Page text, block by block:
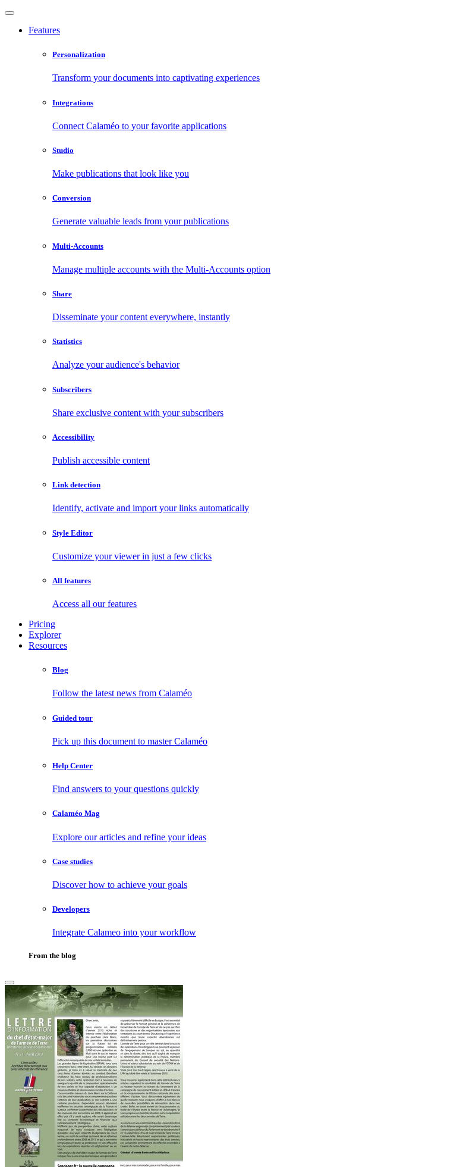
Features
Personalization
Transform your documents into captivating experiences
Integrations
Connect Calaméo to your favorite applications
Studio
Make publications that look like you
Conversion
Generate valuable leads from your publications
Multi-Accounts
Manage multiple accounts with the Multi-Accounts option
Share
Disseminate your content everywhere, instantly
Statistics
Analyze your audience's behavior
Subscribers
Share exclusive content with your subscribers
Accessibility
Publish accessible content
Link detection
Identify, activate and import your links automatically
Style Editor
Customize your viewer in just a few clicks
All features
Access all our features
Pricing
Explorer
Resources
Blog
Follow the latest news from Calaméo
Guided tour
Pick up this document to master Calaméo
Help Center
Find answers to your questions quickly
Calaméo Mag
Explore our articles and refine your ideas
Case studies
Discover how to achieve your goals
Developers
Integrate Calameo into your workflow
From the blog